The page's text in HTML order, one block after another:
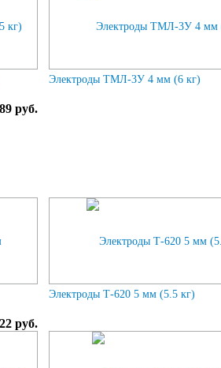
руб.
Электроды ТМЛ-3У 4 мм (6 кг)
руб.
Электроды Т-620 5 мм (5.5 кг)